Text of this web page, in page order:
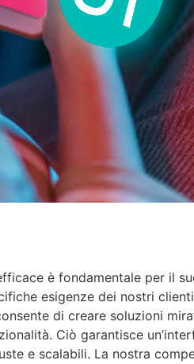
è fondamentale per il
esigenze dei nostri
di creare soluzioni
Ciò garantisce
e scalabili. La nostra